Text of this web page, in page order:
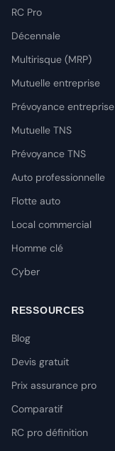
RC Pro
Décennale
Multirisque (MRP)
Mutuelle entreprise
Prévoyance entreprise
Mutuelle TNS
Prévoyance TNS
Auto professionnelle
Flotte auto
Local commercial
Homme clé
Cyber
RESSOURCES
Blog
Devis gratuit
Prix assurance pro
Comparatif
RC pro définition